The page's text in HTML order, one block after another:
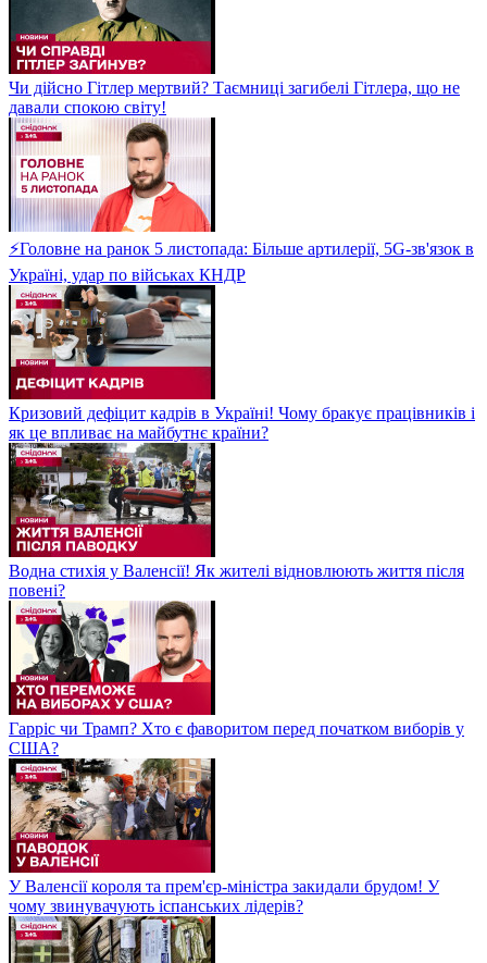
Чи дійсно Гітлер мертвий? Таємниці загибелі Гітлера, що не
давали спокою світу!
⚡Головне на ранок 5 листопада: Більше артилерії, 5G-зв'язок в
Україні, удар по військах КНДР
Кризовий дефіцит кадрів в Україні! Чому бракує працівників і
як це впливає на майбутнє країни?
Водна стихія у Валенсії! Як жителі відновлюють життя після
повені?
Гарріс чи Трамп? Хто є фаворитом перед початком виборів у
США?
У Валенсії короля та прем'єр-міністра закидали брудом! У
чому звинувачують іспанських лідерів?